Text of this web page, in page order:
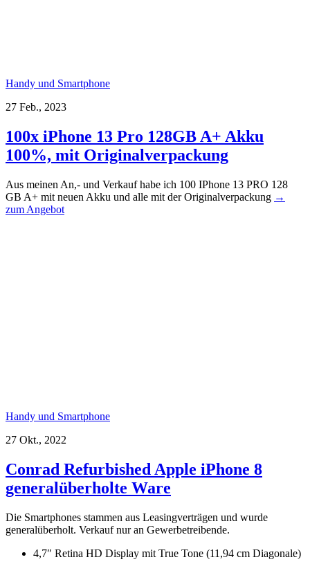
Handy und Smartphone
27 Feb., 2023
100x iPhone 13 Pro 128GB A+ Akku
100%, mit Originalverpackung
Aus meinen An,- und Verkauf habe ich 100 IPhone 13 PRO 128
GB A+ mit neuen Akku und alle mit der Originalverpackung →
zum Angebot
Handy und Smartphone
27 Okt., 2022
Conrad Refurbished Apple iPhone 8
generalüberholte Ware
Die Smartphones stammen aus Leasingverträgen und wurde
generalüberholt. Verkauf nur an Gewerbetreibende.
4,7″ Retina HD Display mit True Tone (11,94 cm Diagonale)